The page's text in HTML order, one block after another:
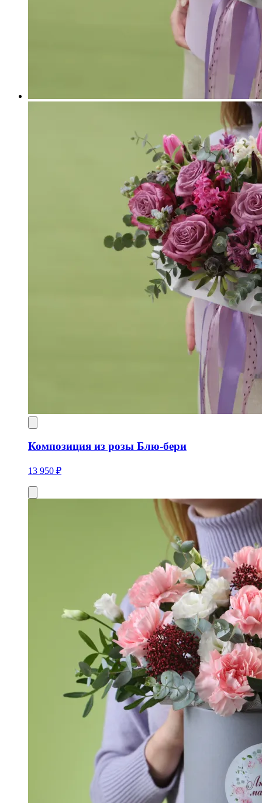
Композиция из розы Блю-бери
13 950 ₽